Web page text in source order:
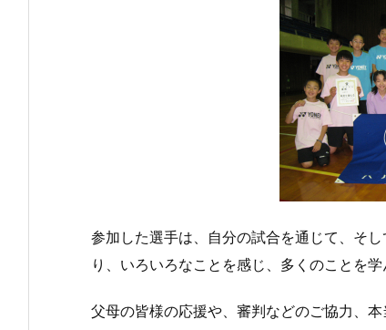
参加した選手は、自分の試合を通じて、そ
り、いろいろなことを感じ、多くのことを学
父母の皆様の応援や、審判などのご協力、